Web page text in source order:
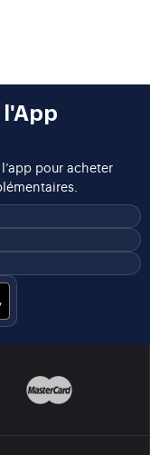
l'App
pour acheter